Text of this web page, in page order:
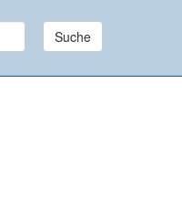
Suche